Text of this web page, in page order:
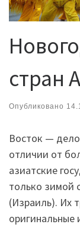
стран
Опубликовано
Восток —
отличии от
азиатские
только зимой
(Израиль). Их
оригинальные